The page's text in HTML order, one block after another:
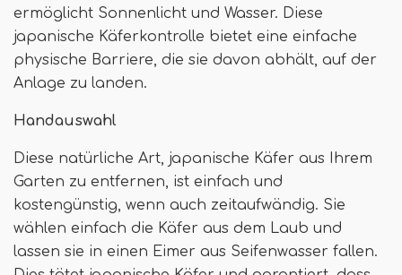
ermöglicht Sonnenlicht und Wasser. Diese
japanische Käferkontrolle bietet eine einfache
physische Barriere, die sie davon abhält, auf der
Anlage zu landen.
Handauswahl
Diese natürliche Art, japanische Käfer aus Ihrem
Garten zu entfernen, ist einfach und
kostengünstig, wenn auch zeitaufwändig. Sie
wählen einfach die Käfer aus dem Laub und
lassen sie in einen Eimer aus Seifenwasser fallen.